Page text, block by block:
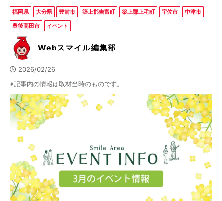
福岡県 大分県 豊前市 築上郡吉富町 築上郡上毛町 宇佐市
中津市
豊後高田市
イベント
Webスマイル編集部
2026/02/26
※記事内の情報は取材当時のものです。